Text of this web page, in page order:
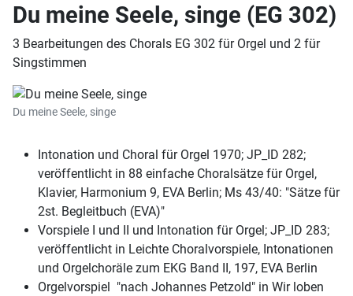
Du meine Seele, singe (EG 302)
3 Bearbeitungen des Chorals EG 302 für Orgel und 2 für
Singstimmen
Du meine Seele, singe
Intonation und Choral für Orgel 1970; JP_ID 282;
veröffentlicht in 88 einfache Choralsätze für Orgel,
Klavier, Harmonium 9, EVA Berlin; Ms 43/40: "Sätze für
2st. Begleitbuch (EVA)"
Vorspiele I und II und Intonation für Orgel; JP_ID 283;
veröffentlicht in Leichte Choralvorspiele, Intonationen
und Orgelchoräle zum EKG Band II, 197, EVA Berlin
Orgelvorspiel "nach Johannes Petzold" in Wir loben